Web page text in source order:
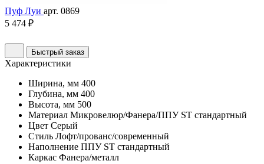
Пуф Луи арт. 0869
5 474 ₽
Быстрый заказ
Характеристики
Ширина, мм 400
Глубина, мм 400
Высота, мм 500
Материал Микровелюр/Фанера/ППУ ST стандартный
Цвет Серый
Стиль Лофт/прованс/современный
Наполнение ППУ ST стандартный
Каркас Фанера/металл